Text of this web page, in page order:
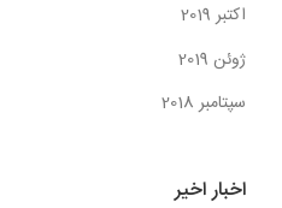
اکتبر 2019
ژوئن 2019
سپتامبر 2018
اخبار اخیر